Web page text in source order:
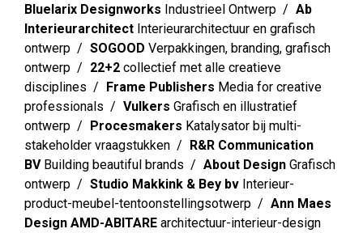
Bluelarix Designworks Industrieel Ontwerp
Ab
Interieurarchitect Interieurarchitectuur en grafisch
ontwerp
SOGOOD Verpakkingen, branding, grafisch
ontwerp
22+2 collectief met alle creatieve
disciplines
Frame Publishers Media for creative
professionals
Vulkers Grafisch en illustratief
ontwerp
Procesmakers Katalysator bij multi-
stakeholder vraagstukken
R&R Communication
BV Building beautiful brands About Design Grafisch
ontwerp
Studio Makkink & Bey bv Interieur-
product-meubel-tentoonstellingsotwerp
Ann Maes
Design AMD-ABITARE architectuur-interieur-design